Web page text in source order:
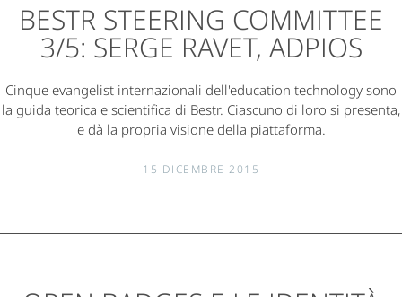
BESTR STEERING COMMITTEE
3/5: SERGE RAVET, ADPIOS
Cinque evangelist internazionali dell'education technology sono
la guida teorica e scientifica di Bestr. Ciascuno di loro si presenta,
e dà la propria visione della piattaforma.
15 DICEMBRE 2015